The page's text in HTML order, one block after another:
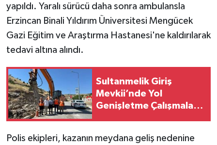
yapıldı. Yaralı sürücü daha sonra ambulansla
Erzincan Binali Yıldırım Üniversitesi Mengücek
Gazi Eğitim ve Araştırma Hastanesi'ne kaldırılarak
tedavi altına alındı.
Sultanmelik Giriş
Mevkii’nde Yol
Genişletme Çalışmaları
Polis ekipleri, kazanın meydana geliş nedenine